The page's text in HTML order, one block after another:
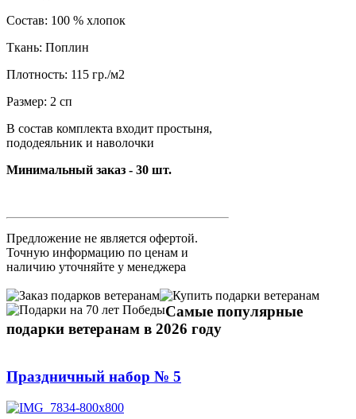
Состав: 100 % хлопок
Ткань: Поплин
Плотность: 115 гр./м2
Размер: 2 сп
В состав комплекта входит простыня,
пододеяльник и наволочки
Минимальный заказ - 30 шт.
Предложение не является офертой.
Точную информацию по ценам и
наличию уточняйте у менеджера
Самые популярные
подарки ветеранам в 2026 году
Праздничный набор № 5